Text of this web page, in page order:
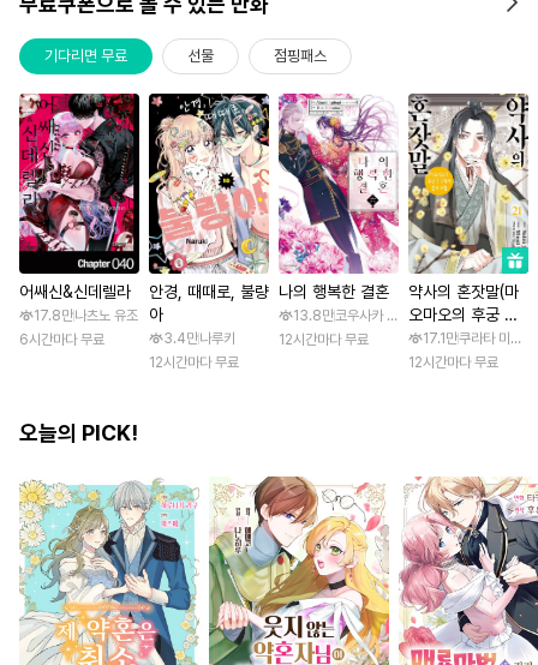
기다리면 무료 선물 점핑패스
어쌔신&신데렐라
17.8만나츠노 유조
6시간마다 무료
안경, 때때로, 불량
아
3.4만나루키
12시간마다 무료
나의 행복한 결혼
13.8만코우사카 리토 / 아기토기 아쿠미
12시간마다 무료
약사의 혼잣말(마
오마오의 후궁 수
수께끼 풀이수첩)
17.1만쿠라타 미노
12시간마다 무료
오늘의 PICK!